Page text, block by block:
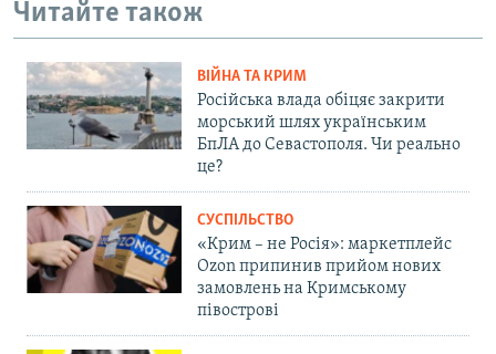
Читайте також
ВІЙНА ТА КРИМ
Російська влада обіцяє закрити
морський шлях українським
БпЛА до Севастополя. Чи реально
це?
СУСПІЛЬСТВО
«Крим – не Росія»: маркетплейс
Ozon припинив прийом нових
замовлень на Кримському
півострові